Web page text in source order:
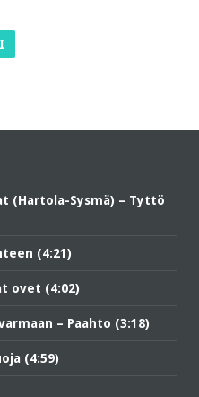
(Hartola-Sysmä) – Tyttö
(4:21)
ovet (4:02)
– Paahto (3:18)
(4:59)